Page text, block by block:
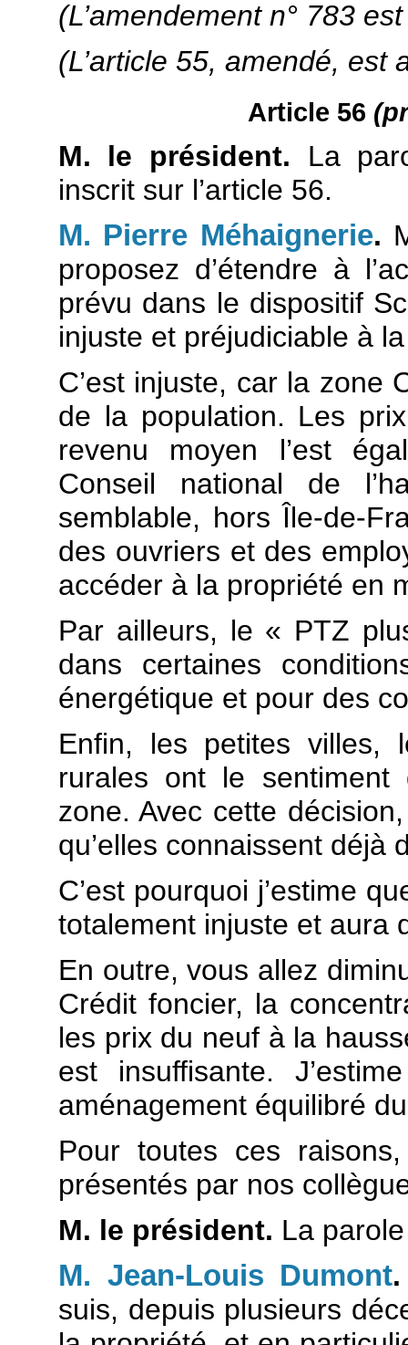
(L’amendement n° 783
(L’article 55, amendé, est
Article 56
M. le président. La
inscrit sur l’article 56.
M. Pierre Méhaignerie.
proposez d’étendre à
prévu dans le dispositif
injuste et préjudiciable à
C’est injuste, car la zone
de la population. Les
revenu moyen l’est
Conseil national de
semblable, hors Île-de-
des ouvriers et des
accéder à la propriété en
Par ailleurs, le « PTZ
dans certaines
énergétique et pour des
Enfin, les petites villes,
rurales ont le sentiment
zone. Avec cette
qu’elles connaissent déjà
C’est pourquoi j’estime
totalement injuste et aura
En outre, vous allez
Crédit foncier, la
les prix du neuf à la
est insuffisante.
aménagement équilibré
Pour toutes ces
présentés par nos
M. le président. La
M. Jean-Louis Dumont.
suis, depuis plusieurs